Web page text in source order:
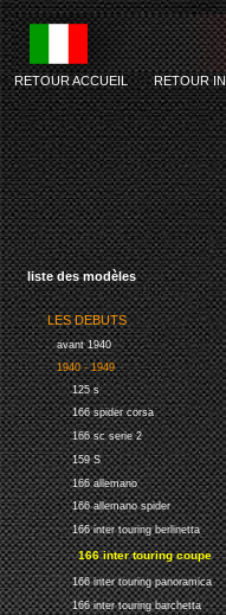
liste des modèles
LES DEBUTS
avant 1940
1940 - 1949
125 s
166 spider corsa
166 sc serie 2
159 S
166 allemano
166 allemano spider
166 inter touring berlinetta
166 inter touring coupe
166 inter touring panoramica
166 inter touring barchetta
RETOUR ACCUEIL-RETOUR